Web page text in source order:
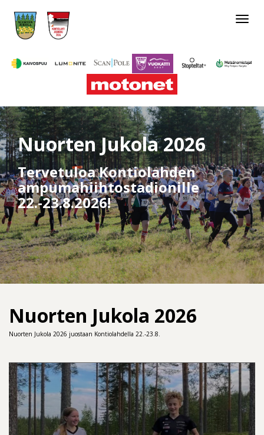
Toggle
Nuorten Jukola 2026
Tervetuloa Kontiolahden
ampumahiihtostadionille
22.-23.8.2026!
Nuorten Jukola 2026
Nuorten Jukola 2026 juostaan Kontiolahdella 22.-23.8.